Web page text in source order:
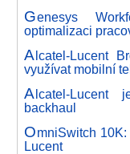
Genesys
optimalizaci
Alcatel-Lucent
využívat mobilní
Alcatel-Lucent
backhaul
OmniSwitch
Lucent